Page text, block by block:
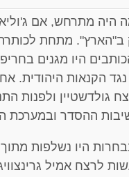
מתרחש, אם
ב"הארץ". מתחת
היו מגנים
הקנאות היהודית.
גולדשטיין ולפנות
ההסדר ובמערכת
היו נשלפות
לרצח אמיל